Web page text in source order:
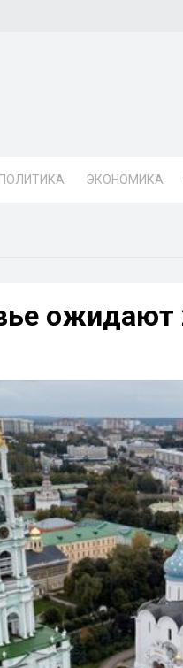
ПОЛИТИКА ЭКОНОМИКА
ожидают